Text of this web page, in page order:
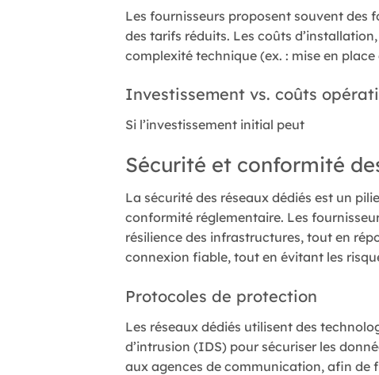
Les fournisseurs proposent souvent des
des tarifs réduits. Les coûts
complexité technique (ex. : mise en place
Investissement vs. coûts
Si l’investissement initial peut
Sécurité et conformité
La sécurité des réseaux dédiés est un
conformité réglementaire. Les
résilience des infrastructures, tout en
connexion fiable, tout en évitant les
Protocoles de protection
Les réseaux dédiés utilisent des
d’intrusion (IDS) pour sécuriser les
aux agences de communication, afin de